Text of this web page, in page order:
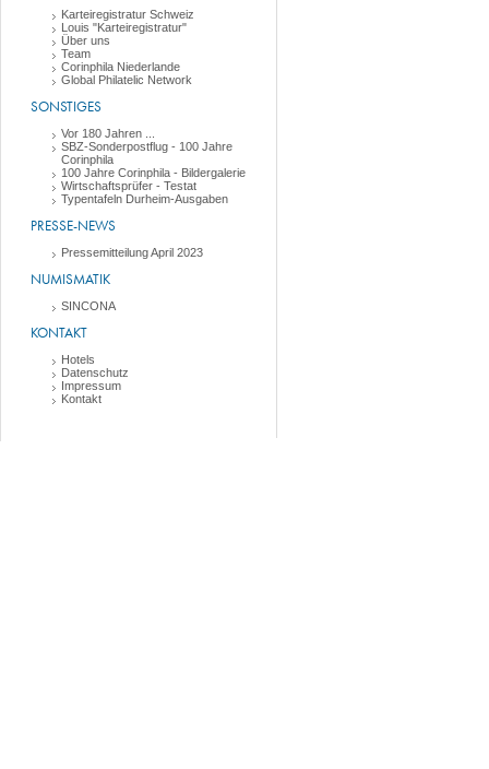
Karteiregistratur Schweiz
Louis "Karteiregistratur"
Über uns
Team
Corinphila Niederlande
Global Philatelic Network
SONSTIGES
Vor 180 Jahren ...
SBZ-Sonderpostflug - 100 Jahre
Corinphila
100 Jahre Corinphila - Bildergalerie
Wirtschaftsprüfer - Testat
Typentafeln Durheim-Ausgaben
PRESSE-NEWS
Pressemitteilung April 2023
NUMISMATIK
SINCONA
KONTAKT
Hotels
Datenschutz
Impressum
Kontakt